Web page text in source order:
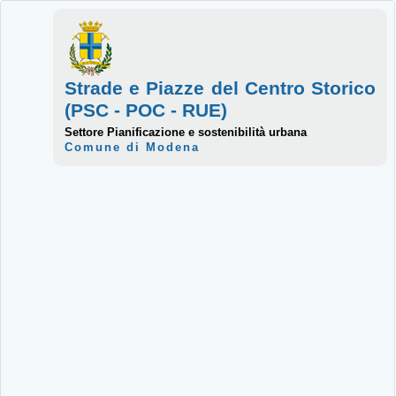
Strade e Piazze del Centro Storico
(PSC - POC - RUE)
Settore Pianificazione e sostenibilità urbana
Comune di Modena